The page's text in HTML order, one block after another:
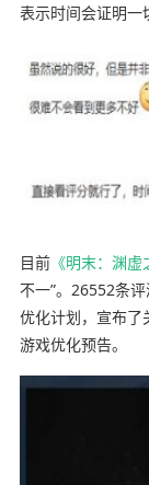
表示时间会证明一
目前《明末：渊虚
不一”。26552条
优化计划，宣布了
游戏优化预告。